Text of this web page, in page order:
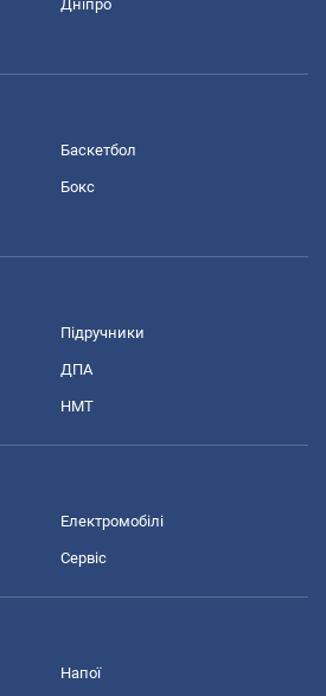
Дніпро
Баскетбол
Бокс
Підручники
ДПА
НМТ
Електромобілі
Сервіс
Напої